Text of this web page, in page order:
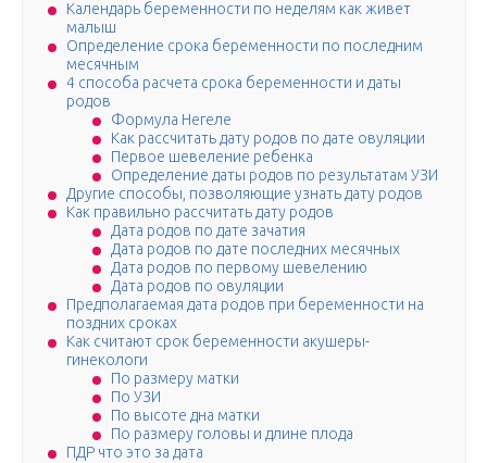
Календарь беременности по неделям как живет
малыш
Определение срока беременности по последним
месячным
4 способа расчета срока беременности и даты
родов
Формула Негеле
Как рассчитать дату родов по дате овуляции
Первое шевеление ребенка
Определение даты родов по результатам УЗИ
Другие способы, позволяющие узнать дату родов
Как правильно рассчитать дату родов
Дата родов по дате зачатия
Дата родов по дате последних месячных
Дата родов по первому шевелению
Дата родов по овуляции
Предполагаемая дата родов при беременности на
поздних сроках
Как считают срок беременности акушеры-
гинекологи
По размеру матки
По УЗИ
По высоте дна матки
По размеру головы и длине плода
ПДР что это за дата